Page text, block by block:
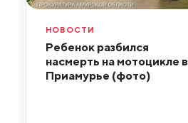
НОВОСТИ
Ребенок разбился
насмерть на мотоцикле в
Приамурье (фото)